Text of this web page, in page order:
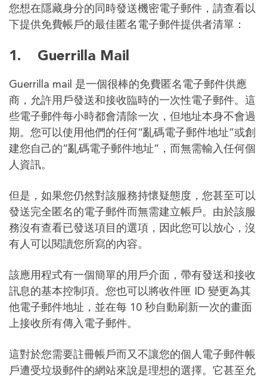
您想在隱藏身分的同時發送機密電子郵件，請查看以
下提供免費帳戶的最佳匿名電子郵件提供者清單：
1. Guerrilla Mail
Guerrilla mail 是一個很棒的免費匿名電子郵件供應
商，允許用戶發送和接收臨時的一次性電子郵件。這
些電子郵件每小時都會清除一次，但地址本身不會過
期。您可以使用他們的任何“亂碼電子郵件地址”或創
建您自己的“亂碼電子郵件地址”，而無需輸入任何個
人資訊。
但是，如果您仍然對該服務持懷疑態度，您甚至可以
發送完全匿名的電子郵件而無需建立帳戶。由於該服
務沒有查看已發送項目的選項，因此您可以放心，沒
有人可以閱讀您所寫的內容。
該應用程式有一個簡單的用戶介面，帶有發送和接收
訊息的基本控制項。您也可以將收件匣 ID 變更為其
他電子郵件地址，並在每 10 秒自動刷新一次的畫面
上接收所有傳入電子郵件。
這對於您需要註冊帳戶而又不讓您的個人電子郵件帳
戶遭受垃圾郵件的網站來說是理想的選擇。它甚至允